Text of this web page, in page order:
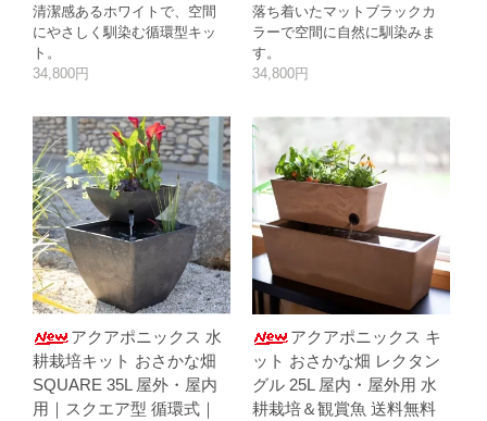
清潔感あるホワイトで、空間
にやさしく馴染む循環型キッ
ト。
34,800円
落ち着いたマットブラックカ
ラーで空間に自然に馴染みま
す。
34,800円
アクアポニックス 水
耕栽培キット おさかな畑
SQUARE 35L 屋外・屋内
用｜スクエア型 循環式｜
アクアポニックス キ
ット おさかな畑 レクタン
グル 25L 屋内・屋外用 水
耕栽培＆観賞魚 送料無料